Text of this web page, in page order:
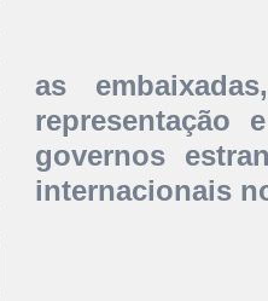
as
representação
governos
internacionais